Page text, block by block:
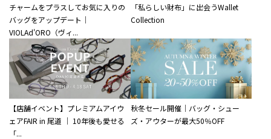
チャームをプラスしてお気に入りの
バッグをアップデート｜
VIOLAd'ORO（ヴィ...
「私らしい財布」に出会うWallet
Collection
【店舗イベント】プレミアムアイウ
ェアFAIR in 尾道 ｜ 10年後も愛せる
「...
秋冬セール開催｜バッグ・シュー
ズ・アウターが最大50％OFF